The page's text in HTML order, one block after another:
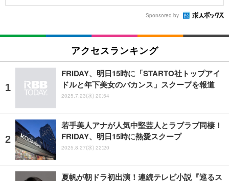
Sponsored by
アクセスランキング
FRIDAY、明日15時に「STARTO社トップアイ
ドルと年下美女のバカンス」スクープを報道
2025.7.23(水) 20:54
若手美人アナが人気中堅芸人とラブラブ同棲！
FRIDAY、明日15時に熱愛スクープ
2025.8.27(水) 22:20
夏帆が朝ドラ初出演！連続テレビ小説『巡るス